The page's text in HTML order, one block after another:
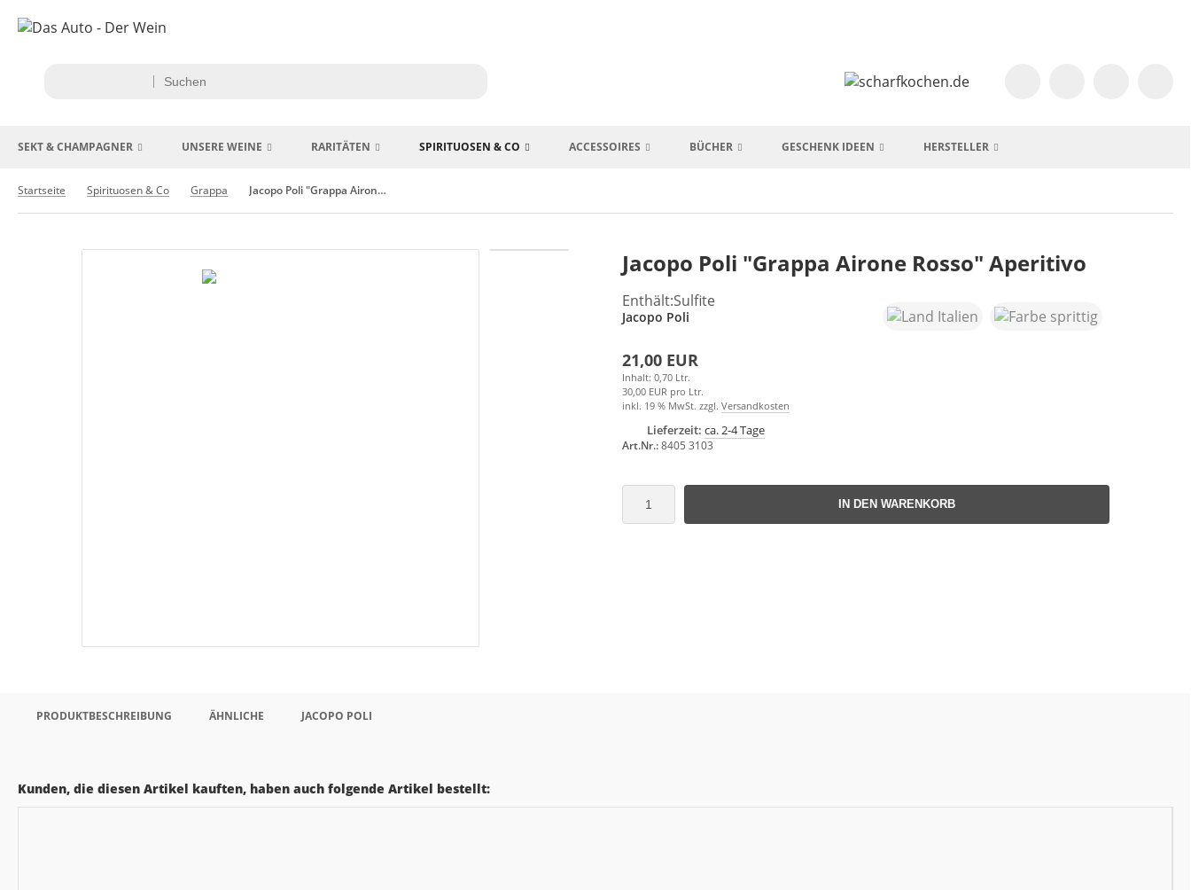
SEKT & CHAMPAGNER UNSERE WEINE RARITÄTEN SPIRITUOSEN & CO ACCESSOIRES BÜCHER GESCHENK IDEEN HERSTELLER
Startseite Spirituosen & Co Grappa Jacopo Poli "Grappa Airone Rosso" Aperitivo
Jacopo Poli "Grappa Airone Rosso" Aperitivo
Enthält:Sulfite
Jacopo Poli
21,00 EUR
Inhalt: 0,70 Ltr.
30,00 EUR pro Ltr.
inkl. 19 % MwSt. zzgl. Versandkosten
Lieferzeit: ca. 2-4 Tage
Art.Nr.:8405 3103
IN DEN WARENKORB
PRODUKTBESCHREIBUNG ÄHNLICHE JACOPO POLI
Kunden, die diesen Artikel kauften, haben auch folgende Artikel bestellt: